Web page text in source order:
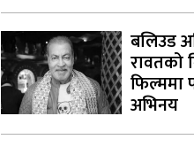
बलिउड
रावतको
फिल्ममा
अभिनय